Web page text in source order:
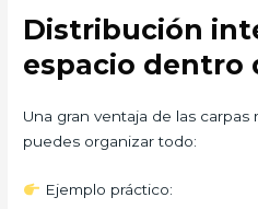
Distribución
espacio dentro
Una gran ventaja de las
puedes organizar todo:
Ejemplo práctico: